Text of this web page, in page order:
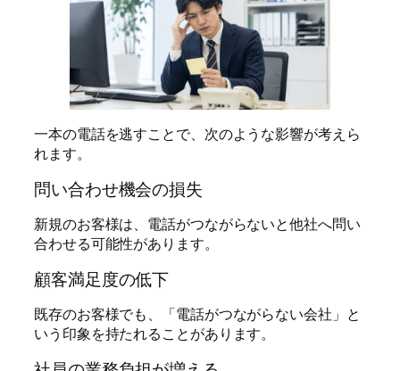
一本の電話を逃すことで、次のような影響が考えら
れます。
問い合わせ機会の損失
新規のお客様は、電話がつながらないと他社へ問い
合わせる可能性があります。
顧客満足度の低下
既存のお客様でも、「電話がつながらない会社」と
いう印象を持たれることがあります。